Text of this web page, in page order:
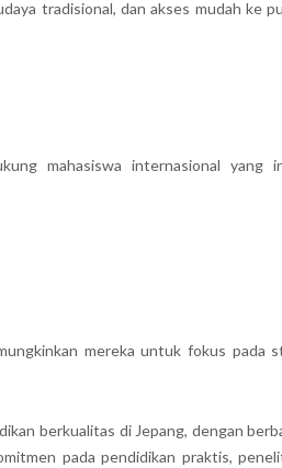
tradisional, dan akses mudah ke
mahasiswa internasional yang
mereka untuk fokus pada
berkualitas di Jepang, dengan
pada pendidikan praktis,